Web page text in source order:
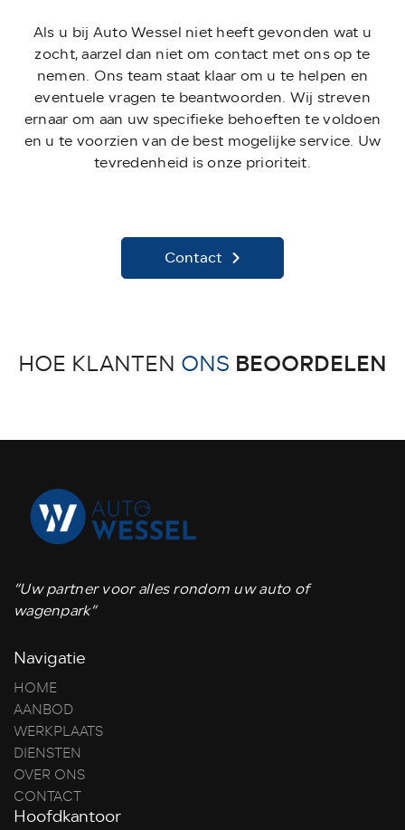
Als u bij Auto Wessel niet heeft gevonden wat u
zocht, aarzel dan niet om contact met ons op te
nemen. Ons team staat klaar om u te helpen en
eventuele vragen te beantwoorden. Wij streven
ernaar om aan uw specifieke behoeften te voldoen
en u te voorzien van de best mogelijke service. Uw
tevredenheid is onze prioriteit.
Contact
HOE KLANTEN ONS BEOORDELEN
“Uw partner voor alles rondom uw auto of
wagenpark”
Navigatie
HOME
AANBOD
WERKPLAATS
DIENSTEN
OVER ONS
CONTACT
Hoofdkantoor